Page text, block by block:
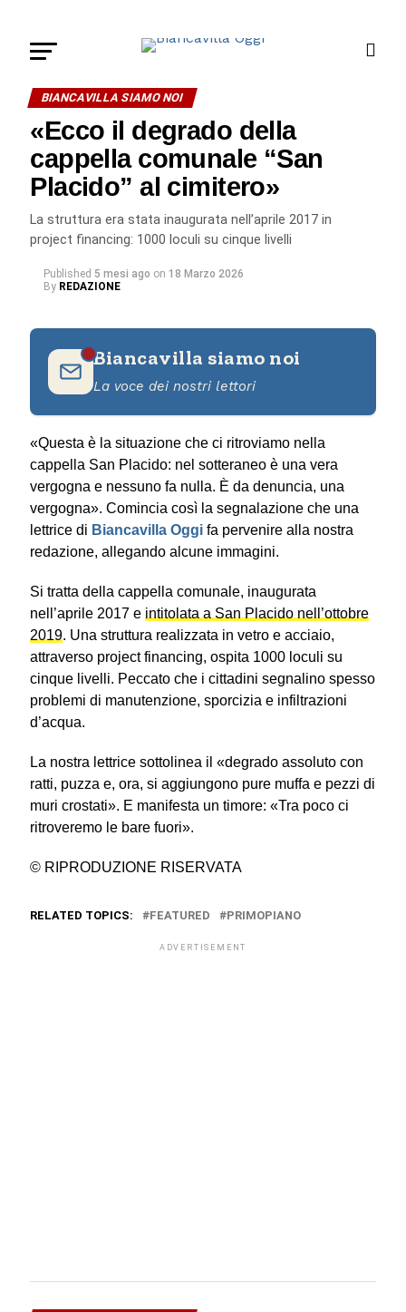
BIANCAVILLA SIAMO NOI
«Ecco il degrado della
cappella comunale “San
Placido” al cimitero»
La struttura era stata inaugurata nell’aprile 2017 in
project financing: 1000 loculi su cinque livelli
Published 5 mesi ago on 18 Marzo 2026
By REDAZIONE
Biancavilla siamo noi
La voce dei nostri lettori
«Questa è la situazione che ci ritroviamo nella
cappella San Placido: nel sotteraneo è una vera
vergogna e nessuno fa nulla. È da denuncia, una
vergogna». Comincia così la segnalazione che una
lettrice di Biancavilla Oggi fa pervenire alla nostra
redazione, allegando alcune immagini.
Si tratta della cappella comunale, inaugurata
nell’aprile 2017 e intitolata a San Placido nell’ottobre
2019. Una struttura realizzata in vetro e acciaio,
attraverso project financing, ospita 1000 loculi su
cinque livelli. Peccato che i cittadini segnalino spesso
problemi di manutenzione, sporcizia e infiltrazioni
d’acqua.
La nostra lettrice sottolinea il «degrado assoluto con
ratti, puzza e, ora, si aggiungono pure muffa e pezzi di
muri crostati». E manifesta un timore: «Tra poco ci
ritroveremo le bare fuori».
© RIPRODUZIONE RISERVATA
RELATED TOPICS: FEATURED PRIMOPIANO
ADVERTISEMENT